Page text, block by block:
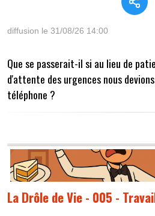
diffusion le 31/08/26 14:00
Que se passerait-il si au lieu de
d'attente des urgences nous
téléphone ?
La Drôle de Vie - 005 -